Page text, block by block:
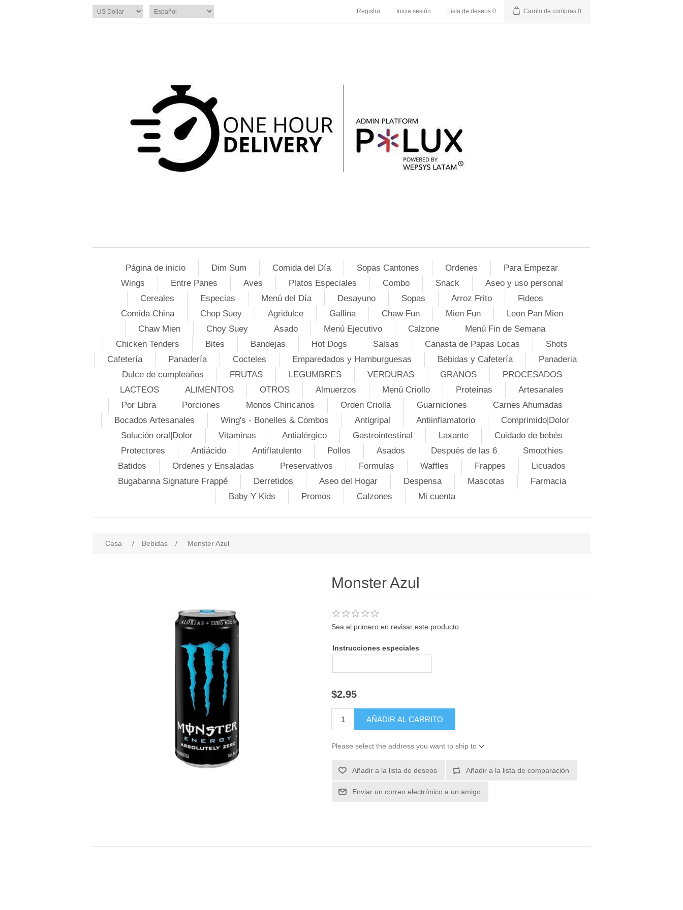
Registro Inicia sesión Lista de deseos 0 Carrito de compras 0
Página de inicio Dim Sum Comida del Día Sopas Cantones Ordenes
Para Empezar
Wings
Entre Panes Aves Platos Especiales Combo Snack
Aseo y uso personal
Cereales
Especias Menú del Día Desayuno Sopas Arroz Frito
Fideos
Comida China
Chop Suey Agridulce Gallina Chaw Fun Mien Fun
Leon Pan Mien
Chaw Mien
Choy Suey Asado Menú Ejecutivo Calzone
Menú Fin de Semana
Chicken Tenders
Bites Bandejas Hot Dogs Salsas Canasta de Papas Locas
Shots
Cafetería
Panadería Cocteles Emparedados y Hamburguesas Bebidas y Cafetería
Panaderia
Dulce de cumpleaños
FRUTAS LEGUMBRES VERDURAS GRANOS
PROCESADOS
LACTEOS
ALIMENTOS OTROS Almuerzos Menú Criollo Proteínas
Artesanales
Por Libra
Porciones Monos Chiricanos Orden Criolla Guarniciones
Carnes Ahumadas
Bocados Artesanales
Wing's - Bonelles & Combos Antigripal Antiinflamatorio
Comprimido|Dolor
Solución oral|Dolor
Vitaminas Antialérgico Gastrointestinal Laxante
Cuidado de bebés
Protectores
Antiácido Antiflatulento Pollos Asados Después de las 6
Smoothies
Batidos
Ordenes y Ensaladas Preservativos Formulas Waffles Frappes
Licuados
Bugabanna Signature Frappé
Derretidos Aseo del Hogar Despensa Mascotas
Farmacia
Baby Y Kids
Promos Calzones Mi cuenta
Casa / Bebidas / Monster Azul
Monster Azul
Sea el primero en revisar este producto
Instrucciones especiales
$2.95
Please select the address you want to ship to